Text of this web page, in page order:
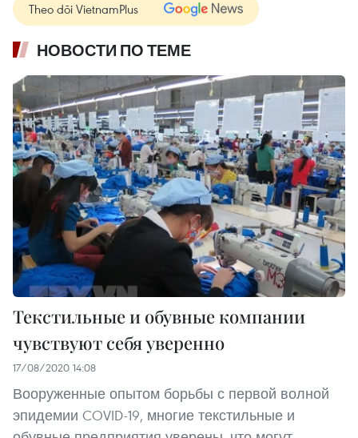
Theo dõi VietnamPlus
НОВОСТИ ПО ТЕМЕ
Текстильные и обувные компании
чувствуют себя уверенно
17/08/2020 14:08
Вооруженные опытом борьбы с первой волной
эпидемии COVID-19, многие текстильные и